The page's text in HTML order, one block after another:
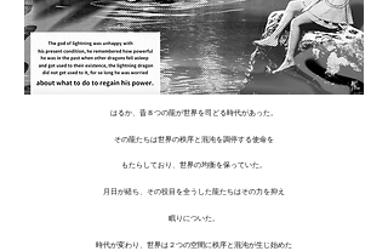
はるか、昔８つの龍が世界を司どる時代があった。
その龍たちは世界の秩序と混沌を調停する使命を
もたらしており、世界の均衡を保っていた。
月日が経ち、その役目を全うした龍たちはその力を抑え
眠りについた。
時代が変わり、世界は２つの空間に秩序と混沌が生じ始めた